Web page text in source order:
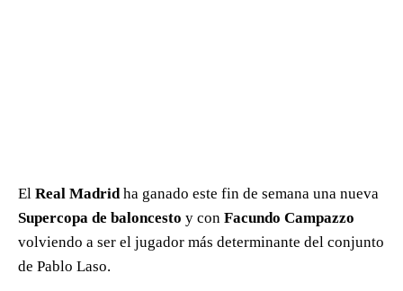
El Real Madridha ganado este fin de semana una nueva
Supercopa de baloncesto y con Facundo Campazzo
volviendo a ser el jugador más determinante del conjunto
de Pablo Laso.